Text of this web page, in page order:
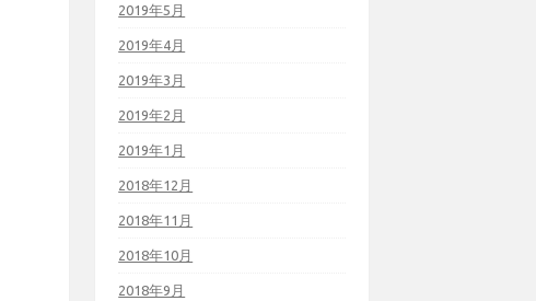
2019年5月
2019年4月
2019年3月
2019年2月
2019年1月
2018年12月
2018年11月
2018年10月
2018年9月